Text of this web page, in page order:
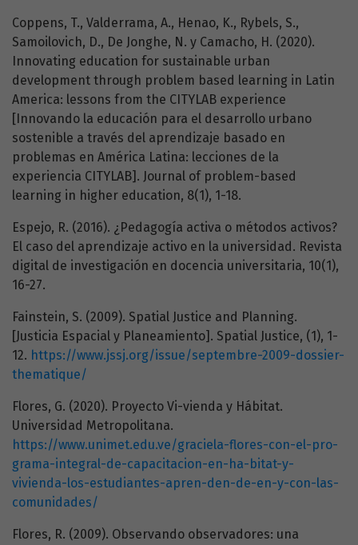
Coppens, T., Valderrama, A., Henao, K., Rybels, S.,
Samoilovich, D., De Jonghe, N. y Camacho, H. (2020).
Innovating education for sustainable urban
development through problem based learning in Latin
America: lessons from the CITYLAB experience
[Innovando la educación para el desarrollo urbano
sostenible a través del aprendizaje basado en
problemas en América Latina: lecciones de la
experiencia CITYLAB]. Journal of problem-based
learning in higher education, 8(1), 1-18.
Espejo, R. (2016). ¿Pedagogía activa o métodos activos?
El caso del aprendizaje activo en la universidad. Revista
digital de investigación en docencia universitaria, 10(1),
16-27.
Fainstein, S. (2009). Spatial Justice and Planning.
[Justicia Espacial y Planeamiento]. Spatial Justice, (1), 1-
12. https://www.jssj.org/issue/septembre-2009-dossier-
thematique/
Flores, G. (2020). Proyecto Vi-vienda y Hábitat.
Universidad Metropolitana.
https://www.unimet.edu.ve/graciela-flores-con-el-pro-
grama-integral-de-capacitacion-en-ha-bitat-y-
vivienda-los-estudiantes-apren-den-de-en-y-con-las-
comunidades/
Flores, R. (2009). Observando observadores: una